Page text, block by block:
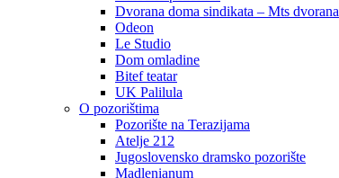
Dvorana doma sindikata – Mts dvorana
Odeon
Le Studio
Dom omladine
Bitef teatar
UK Palilula
O pozorištima
Pozorište na Terazijama
Atelje 212
Jugoslovensko dramsko pozorište
Madlenianum